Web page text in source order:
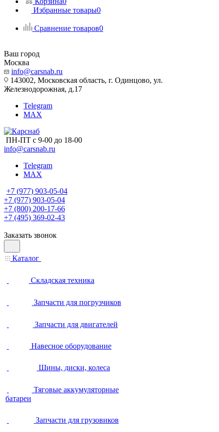
Избранные товары0
Сравнение товаров0
Ваш город
Москва
info@carsnab.ru
143002, Московская область, г. Одинцово, ул.
Железнодорожная, д.17
Telegram
MAX
ПН-ПТ с 9-00 до 18-00
info@carsnab.ru
Telegram
MAX
+7 (977) 903-05-04
+7 (977) 903-05-04
+7 (800) 200-17-66
+7 (495) 369-02-43
Заказать звонок
Каталог
Складская техника
Запчасти для погрузчиков
Запчасти для двигателей
Навесное оборудование
Шины, диски, колеса
Тяговые аккумуляторные
батареи
Запчасти для грузовиков